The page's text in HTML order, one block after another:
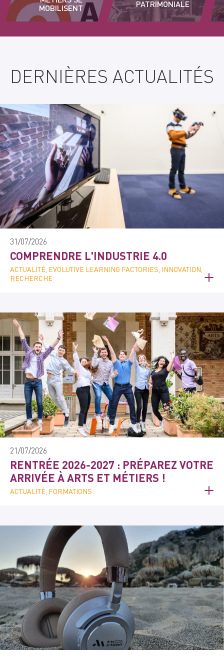
MOBILISENT
PATRIMONIALE
DERNIÈRES ACTUALITÉS
31/07/2026
COMPRENDRE L'INDUSTRIE 4.0
ACTUALITÉ, EVOLUTIVE LEARNING FACTORIES, INNOVATION,
RECHERCHE
21/07/2026
RENTRÉE 2026-2027 : PRÉPAREZ VOTRE
ARRIVÉE À ARTS ET MÉTIERS !
ACTUALITÉ, FORMATIONS